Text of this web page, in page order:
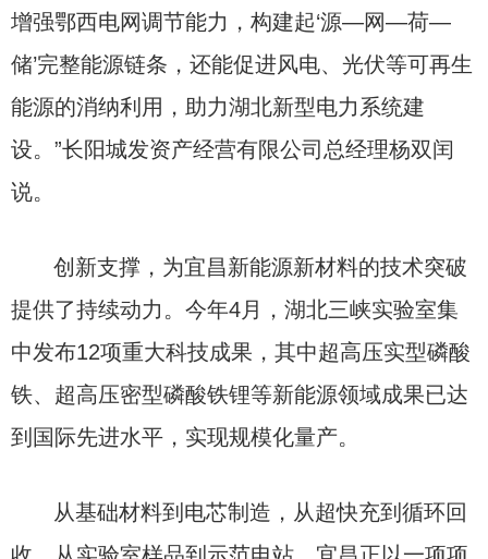
增强鄂西电网调节能力，构建起‘源—网—荷—
储’完整能源链条，还能促进风电、光伏等可再生
能源的消纳利用，助力湖北新型电力系统建
设。”长阳城发资产经营有限公司总经理杨双闰
说。
创新支撑，为宜昌新能源新材料的技术突破
提供了持续动力。今年4月，湖北三峡实验室集
中发布12项重大科技成果，其中超高压实型磷酸
铁、超高压密型磷酸铁锂等新能源领域成果已达
到国际先进水平，实现规模化量产。
从基础材料到电芯制造，从超快充到循环回